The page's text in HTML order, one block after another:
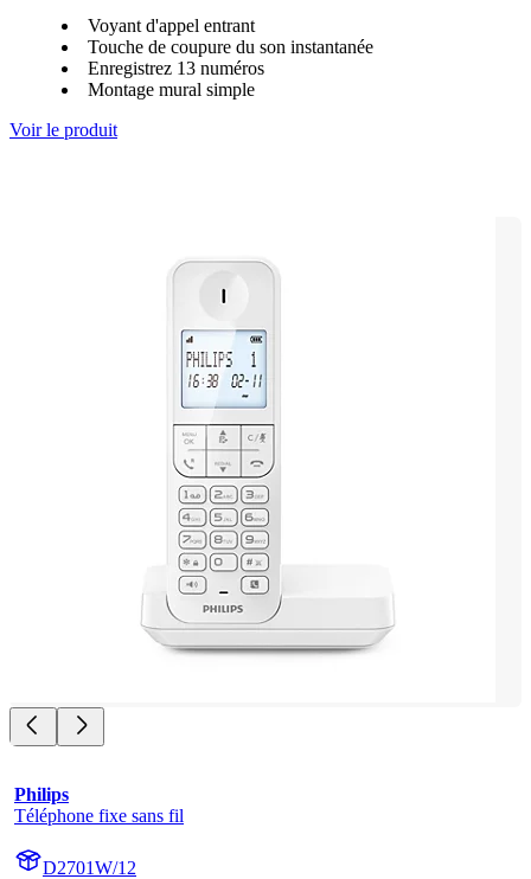
Voyant d'appel entrant
Touche de coupure du son instantanée
Enregistrez 13 numéros
Montage mural simple
Voir le produit
Philips
Téléphone fixe sans fil
D2701W/12